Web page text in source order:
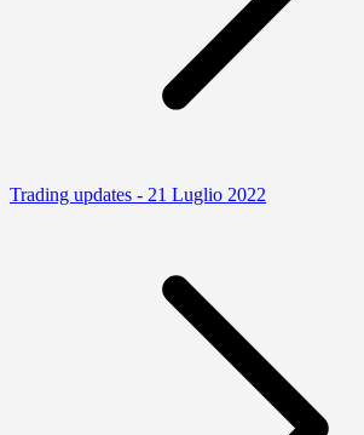
Trading updates - 21 Luglio 2022